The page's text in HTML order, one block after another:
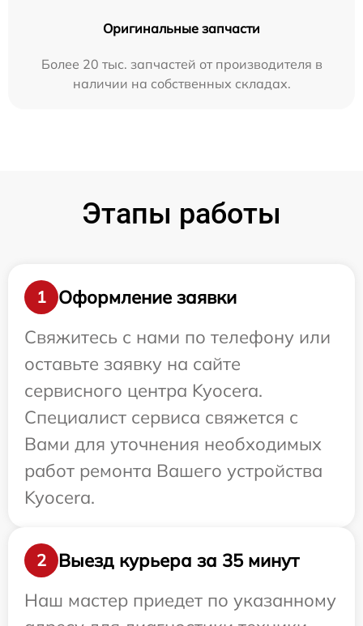
Оригинальные запчасти
Более 20 тыс. запчастей от производителя в
наличии на собственных складах.
Этапы работы
1
Оформление заявки
Свяжитесь с нами по телефону или
оставьте заявку на сайте
сервисного центра Kyocera.
Специалист сервиса свяжется с
Вами для уточнения необходимых
работ ремонта Вашего устройства
Kyocera.
2
Выезд курьера за 35 минут
Наш мастер приедет по указанному